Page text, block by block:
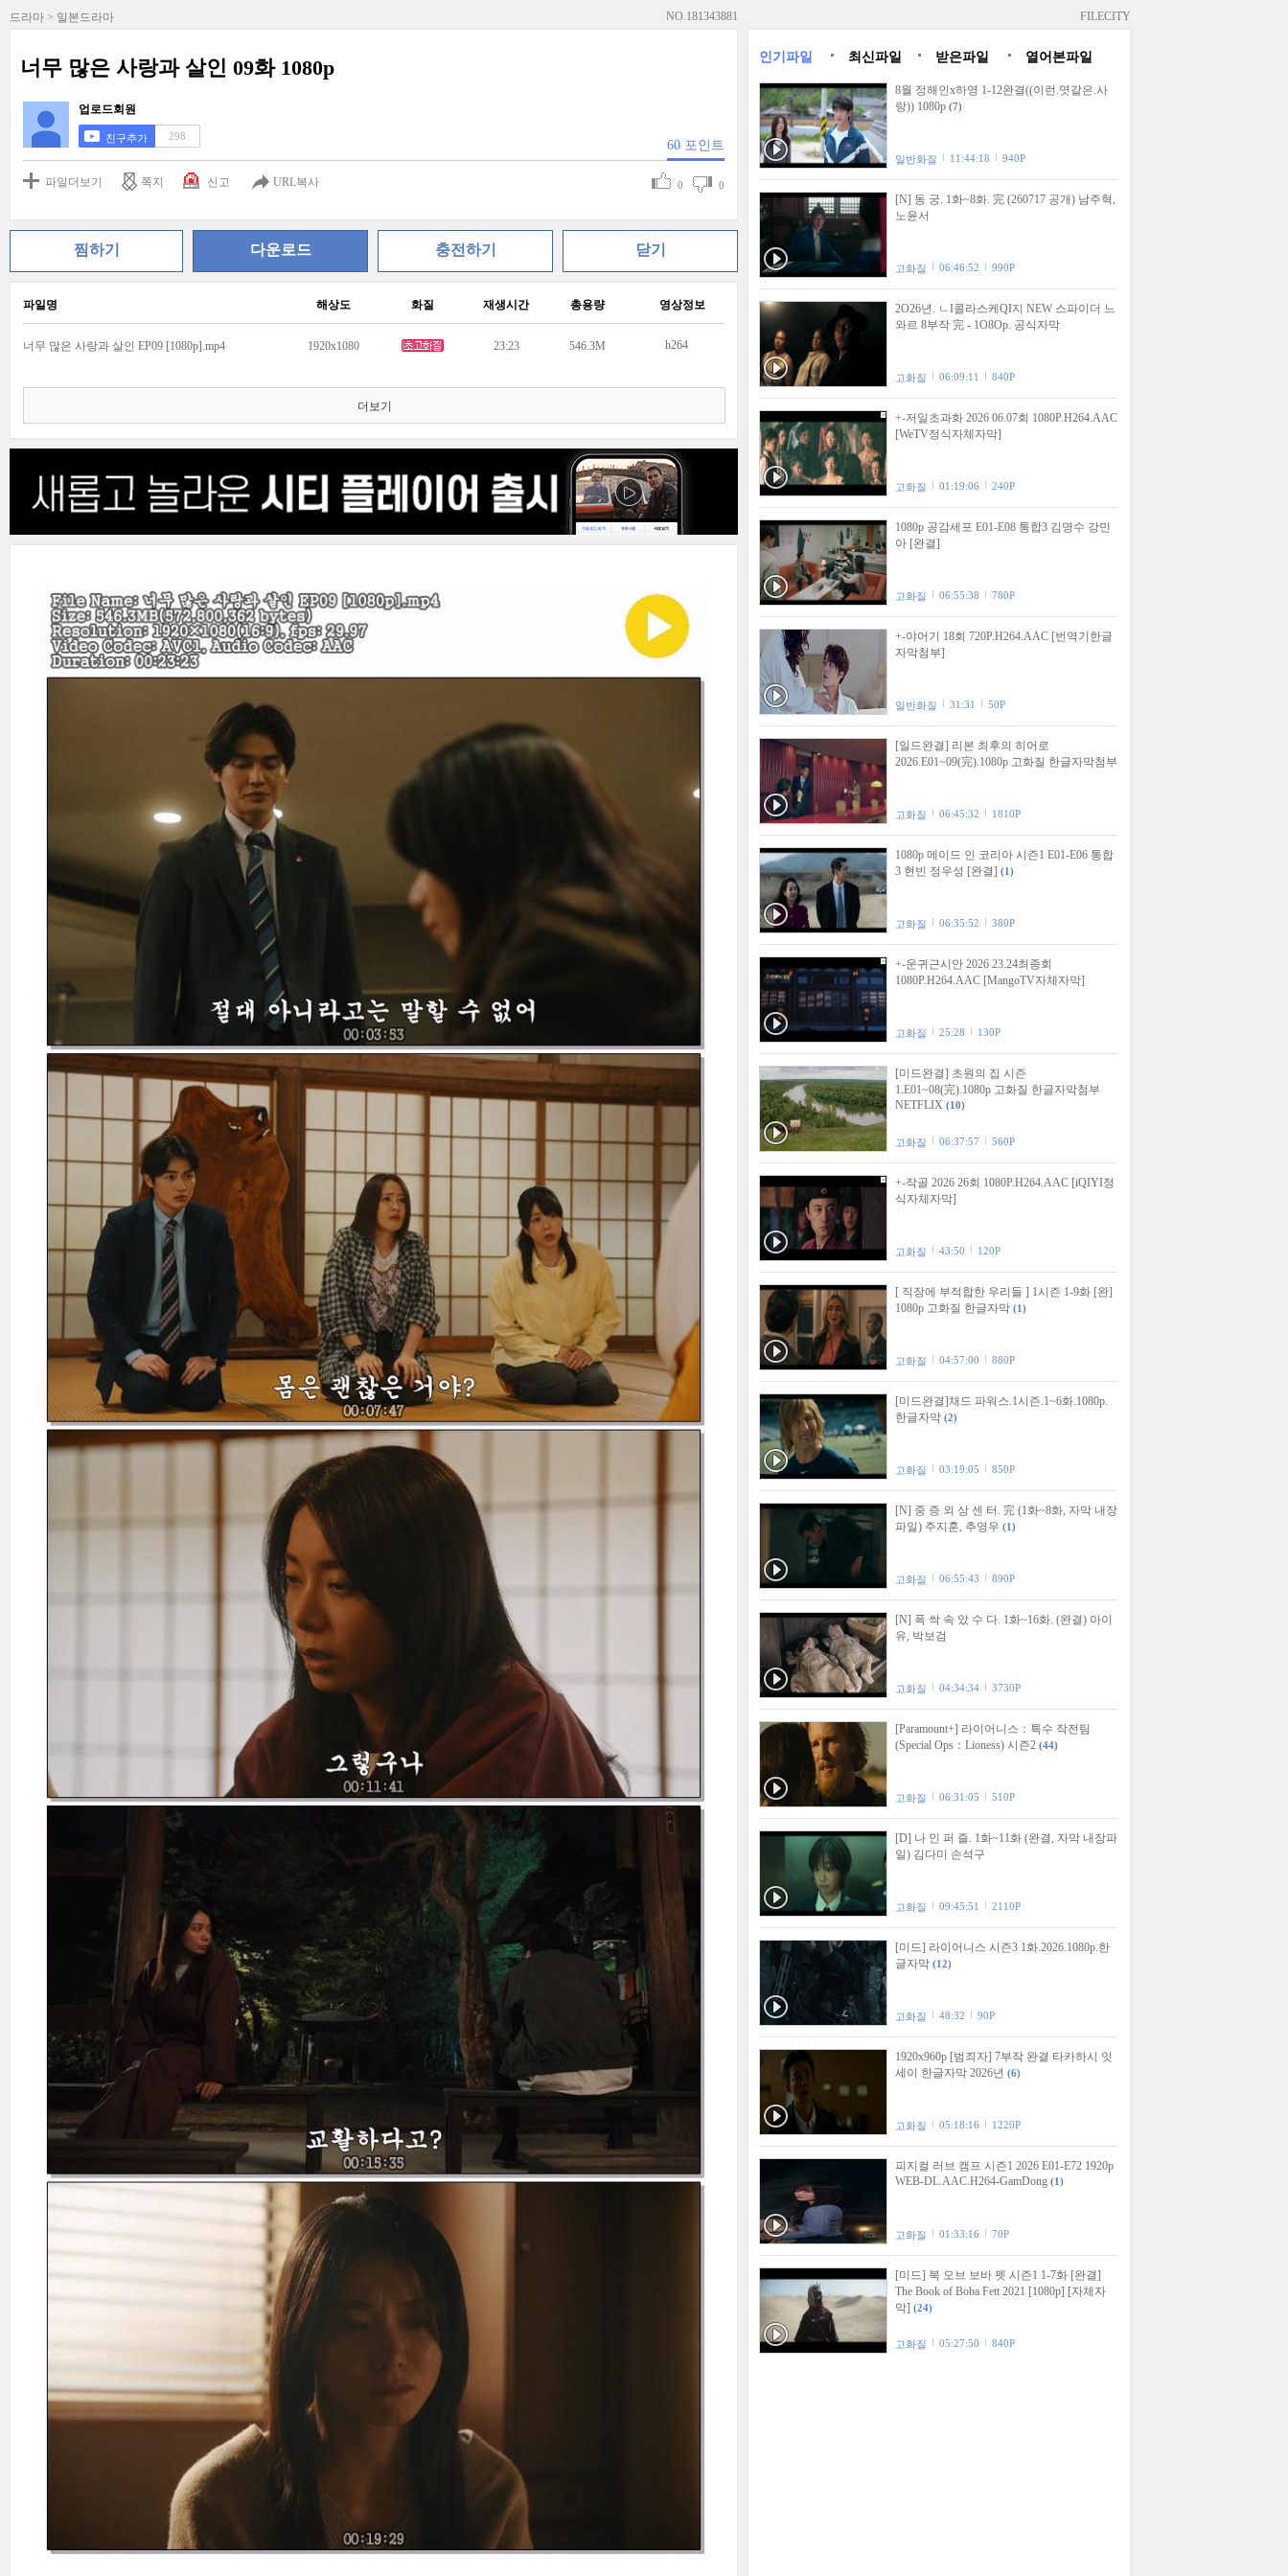
드라마 > 일본드라마 NO.181343881
너무 많은 사랑과 살인 09화 1080p
업로드회원
친구추가 298
60 포인트
파일더보기 쪽지 신고 URL복사 0 0
찜하기 다운로드 충전하기 닫기
파일명 해상도 화질 재생시간 총용량 영상정보
너무 많은 사랑과 살인 EP09 [1080p].mp4 1920x1080 23:23 546.3M h264
더보기
FILECITY
인기파일 최신파일 받은파일 열어본파일
8월 정해인x하영 1-12완결((이런.엿같은.사
랑)) 1080p (7)
일반화질 11:44:18 940P
[N] 동 궁. 1화~8화. 完 (260717 공개) 남주혁,
노윤서
고화질 06:46:52 990P
2O26년. ㄴI콜라스케QI지 NEW 스파이더 느
와르 8부작 完 - 1O8Op. 공식자막
고화질 06:09:11 840P
+-저일초과화 2026 06.07회 1080P.H264.AAC
[WeTV정식자체자막]
고화질 01:19:06 240P
1080p 공감세포 E01-E08 통합3 김명수 강민
아 [완결]
고화질 06:55:38 780P
+-야어기 18회 720P.H264.AAC [번역기한글
자막첨부]
일반화질 31:31 50P
[일드완결] 리본 최후의 히어로
2026.E01~09(完).1080p 고화질 한글자막첨부
고화질 06:45:32 1810P
1080p 메이드 인 코리아 시즌1 E01-E06 통합
3 현빈 정우성 [완결] (1)
고화질 06:35:52 380P
+-운귀근시안 2026 23.24최종회
1080P.H264.AAC [MangoTV자체자막]
고화질 25:28 130P
[미드완결] 초원의 집 시즌
1.E01~08(完).1080p 고화질 한글자막첨부
NETFLIX (10)
고화질 06:37:57 560P
+-작골 2026 26회 1080P.H264.AAC [iQIYI정
식자체자막]
고화질 43:50 120P
[ 직장에 부적합한 우리들 ] 1시즌 1-9화 [완]
1080p 고화질 한글자막 (1)
고화질 04:57:00 880P
[미드완결]채드 파워스.1시즌.1~6화.1080p.
한글자막 (2)
고화질 03:19:05 850P
[N] 중 증 외 상 센 터. 完 (1화~8화, 자막 내장
파일) 주지훈, 추영우 (1)
고화질 06:55:43 890P
[N] 폭 싹 속 았 수 다. 1화~16화. (완결) 아이
유, 박보검
고화질 04:34:34 3730P
[Paramount+] 라이어니스：특수 작전팀
(Special Ops：Lioness) 시즌2 (44)
고화질 06:31:05 510P
[D] 나 인 퍼 즐. 1화~11화 (완결, 자막 내장파
일) 김다미 손석구
고화질 09:45:51 2110P
[미드] 라이어니스 시즌3 1화.2026.1080p.한
글자막 (12)
고화질 48:32 90P
1920x960p [범죄자] 7부작 완결 타카하시 잇
세이 한글자막 2026년 (6)
고화질 05:18:16 1220P
피지컬 러브 캠프 시즌1 2026 E01-E72 1920p
WEB-DL.AAC.H264-GamDong (1)
고화질 01:33:16 70P
[미드] 북 오브 보바 펫 시즌1 1-7화 [완결]
The Book of Boba Fett 2021 [1080p] [자체자
막] (24)
고화질 05:27:50 840P